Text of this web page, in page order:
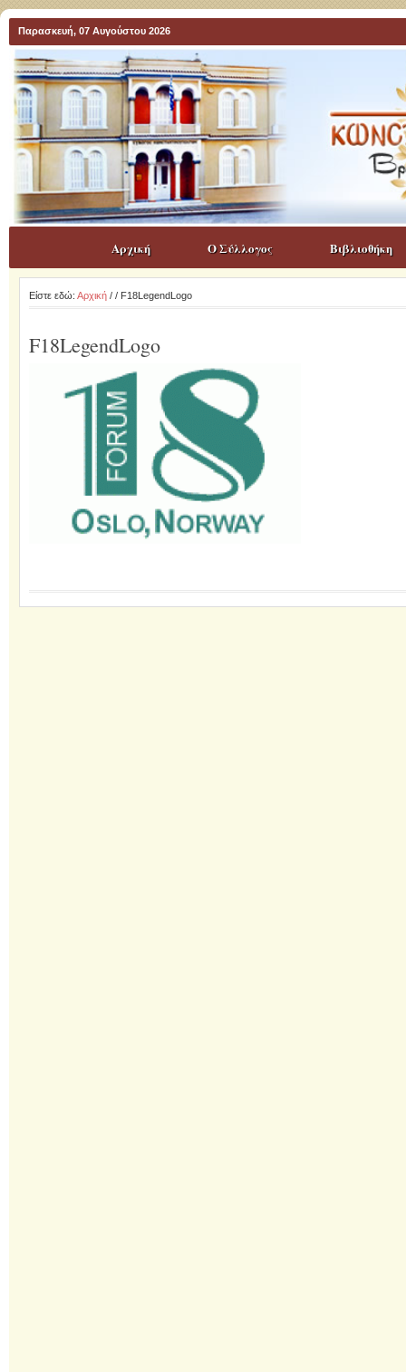
Παρασκευή, 07 Αυγούστου 2026
Αρχική Ο Σύλλογος Βιβλιοθήκη
Είστε εδώ: Αρχική/ / F18LegendLogo
F18LegendLogo